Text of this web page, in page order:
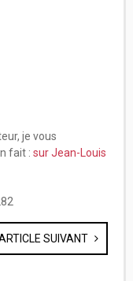
je vous
fait : sur Jean-Louis
SUIVANT